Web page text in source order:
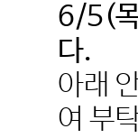
6/5(
다.
아래
여 부